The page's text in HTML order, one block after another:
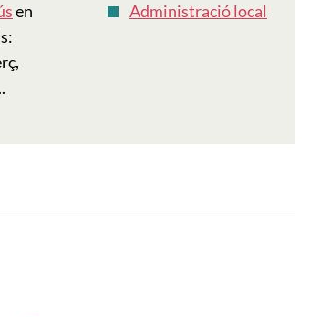
en
Administració local